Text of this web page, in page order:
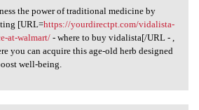
the power of traditional medicine by
[URL=https://yourdirectpt.com/vidalista-
at-walmart/- where to buy vidalista[/URL - ,
you can acquire this age-old herb designed
well-being.